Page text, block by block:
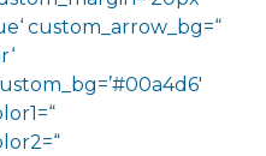
custom_arrow_bg=“